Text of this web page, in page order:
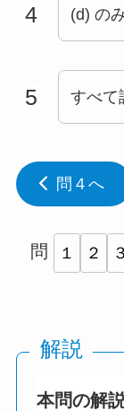
4 (d) の
5 すべて
問４へ
問 １ ２ ３
解説
本問の解